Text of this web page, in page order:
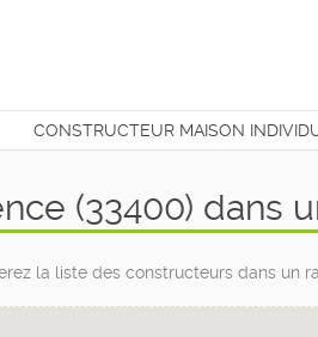
CONSTRUCTEUR MAISON
(33400) dans
la liste des constructeurs dans un